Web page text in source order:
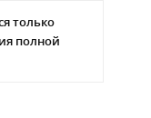
только
полной